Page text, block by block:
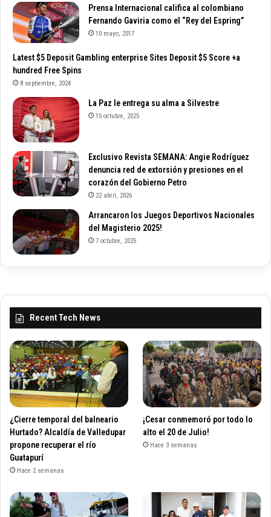
Prensa Internacional califica al colombiano
Fernando Gaviria como el “Rey del Espring”
10 mayo, 2017
Latest $5 Deposit Gambling enterprise Sites Deposit $5 Score +a
hundred Free Spins
8 septiembre, 2024
La Paz le entrega su alma a Silvestre
15 octubre, 2025
Exclusivo Revista SEMANA: Angie Rodríguez
denuncia red de extorsión y presiones en el
corazón del Gobierno Petro
22 abril, 2026
Arrancaron los Juegos Deportivos Nacionales
del Magisterio 2025!
7 octubre, 2025
Recent Tech News
¿Cierre temporal del balneario
Hurtado? Alcaldía de Valledupar
propone recuperar el río
Guatapurí
Hace 2 semanas
¡Cesar conmemoró por todo lo
alto el 20 de Julio!
Hace 3 semanas